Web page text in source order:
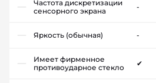
Частота дискретизации
сенсорного экрана
-
Яркость (обычная) -
Имеет фирменное
противоударное стекло
✔